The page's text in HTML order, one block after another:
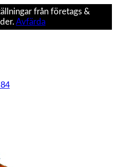
från företags &
Avfärda